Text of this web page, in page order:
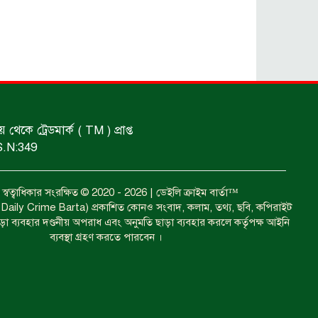
ঝুলন্ত মরদেহ উদ্ধার।
ট্রেডমার্ক ( TM ) প্রাপ্ত
স্বত্বাধিকার সংরক্ষিত © 2020 - 2026 | ডেইলি ক্রাইম বার্তা™
( Daily Crime Barta) প্রকাশিত কোনও সংবাদ, কলাম, তথ্য, ছবি, কপিরাইট
ব্যবহার দণ্ডনীয় অপরাধ এবং অনুমতি ছাড়া ব্যবহার করলে কর্তৃপক্ষ আইনি
ব্যবস্থা গ্রহণ করতে পারবেন ।